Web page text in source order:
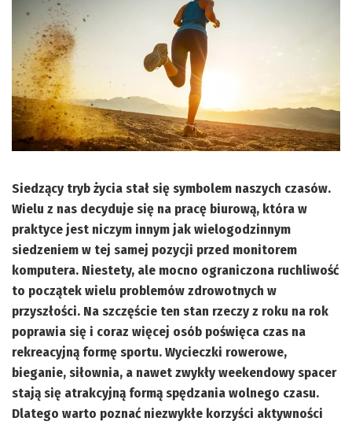
Siedzący tryb życia stał się symbolem naszych czasów.
Wielu z nas decyduje się na pracę biurową, która w
praktyce jest niczym innym jak wielogodzinnym
siedzeniem w tej samej pozycji przed monitorem
komputera. Niestety, ale mocno ograniczona ruchliwość
to początek wielu problemów zdrowotnych w
przyszłości. Na szczęście ten stan rzeczy z roku na rok
poprawia się i coraz więcej osób poświęca czas na
rekreacyjną formę sportu. Wycieczki rowerowe,
bieganie, siłownia, a nawet zwykły weekendowy spacer
stają się atrakcyjną formą spędzania wolnego czasu.
Dlatego warto poznać niezwykłe korzyści aktywności